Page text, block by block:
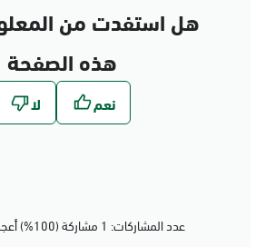
هل استفدت من
هذه الصفحة
عدد المشاركات: 1 مشاركة (100%) أعجبهم المحتوى